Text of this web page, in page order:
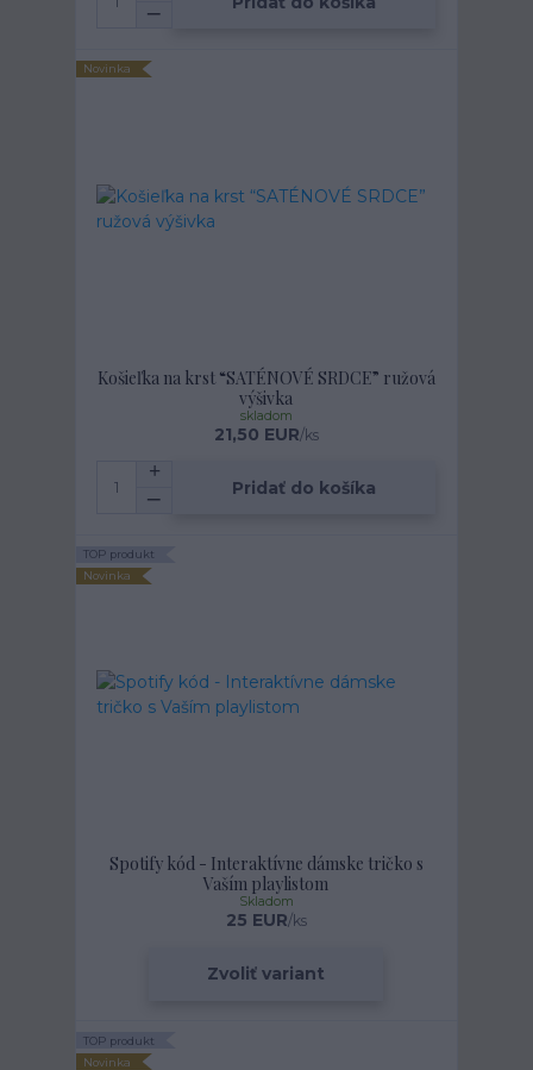
Novinka
Košieľka na krst “SATÉNOVÉ SRDCE” ružová
výšivka
21,50 EUR/ks
skladom
Pridať do košíka
TOP produkt
Novinka
Spotify kód - Interaktívne dámske tričko s
Vaším playlistom
25 EUR/ks
Skladom
Zvoliť variant
TOP produkt
Novinka